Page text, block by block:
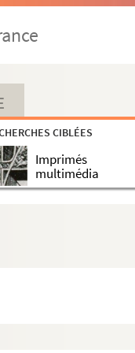
CIBLÉES
Imprimés
multimédia
12 tableaux